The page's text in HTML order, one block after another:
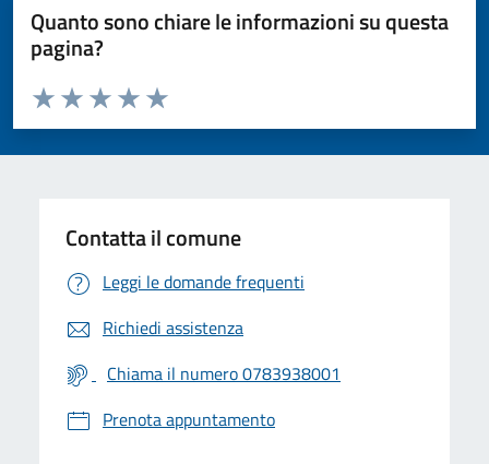
Quanto sono chiare le informazioni su questa
pagina?
Valuta da 1 a 5 stelle la pagina
Valuta 5 stelle su 5
Valuta 4 stelle su 5
Valuta 3 stelle su 5
Valuta 2 stelle su 5
Valuta 1 stelle su 5
Contatta il comune
Leggi le domande frequenti
Richiedi assistenza
Chiama il numero 0783938001
Prenota appuntamento